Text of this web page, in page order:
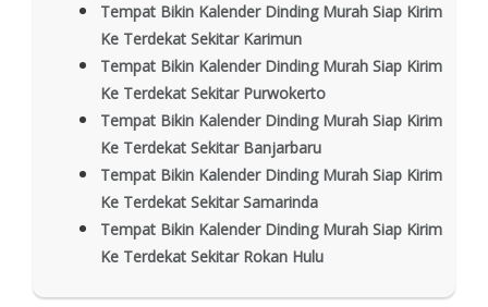
Tempat Bikin Kalender Dinding Murah Siap Kirim
Ke Terdekat Sekitar Karimun
Tempat Bikin Kalender Dinding Murah Siap Kirim
Ke Terdekat Sekitar Purwokerto
Tempat Bikin Kalender Dinding Murah Siap Kirim
Ke Terdekat Sekitar Banjarbaru
Tempat Bikin Kalender Dinding Murah Siap Kirim
Ke Terdekat Sekitar Samarinda
Tempat Bikin Kalender Dinding Murah Siap Kirim
Ke Terdekat Sekitar Rokan Hulu